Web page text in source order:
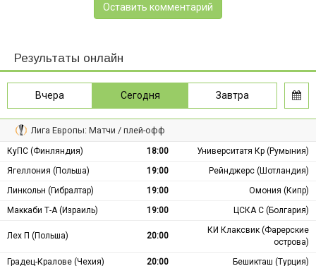
Оставить комментарий
Результаты онлайн
Вчера Сегодня Завтра
Лига Европы: Матчи / плей-офф
КуПС (Финляндия) 18:00
Университатя Кр (Румыния)
Ягеллония (Польша)
19:00
Рейнджерс (Шотландия)
Линкольн (Гибралтар)
19:00
Омония (Кипр)
Маккаби Т-А (Израиль)
19:00 ЦСКА С (Болгария)
Лех П (Польша) 20:00
КИ Клаксвик (Фарерские
острова)
Градец-Кралове (Чехия)
20:00
Бешикташ (Турция)